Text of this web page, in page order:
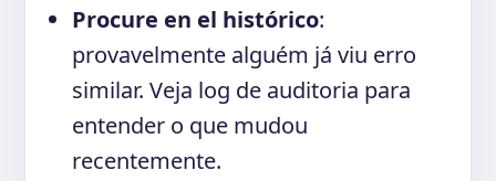
Procure en el histórico:
provavelmente alguém já viu erro
similar. Veja log de auditoria para
entender o que mudou
recentemente.